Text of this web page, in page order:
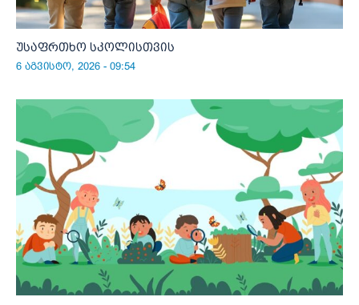
უსაფრთხო სკოლისთვის
6 აგვისტო, 2026 - 09:54